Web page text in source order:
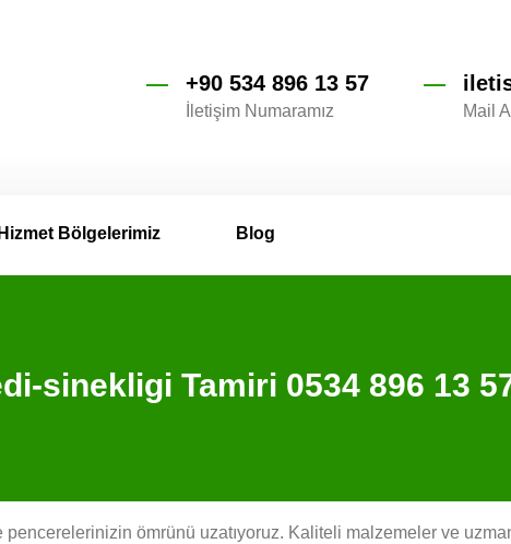
+90 534 896 13 57
İletişim Numaramız Mail
Hizmet Bölgelerimiz Blog
sinekligi Tamiri 0534 896 13
ömrünü uzatıyoruz. Kaliteli malzemeler ve